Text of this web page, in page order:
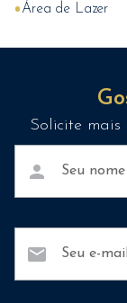
•Área de Lazer
Solicite mais
Seu nome
person
Seu e-mail
mail